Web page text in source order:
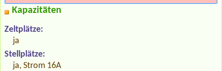
Kapazitäten
Zeltplätze:
ja
Stellplätze:
ja, Strom 16A